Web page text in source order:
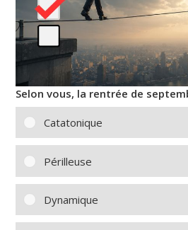
Selon vous, la rentrée de
Catatonique
Périlleuse
Dynamique